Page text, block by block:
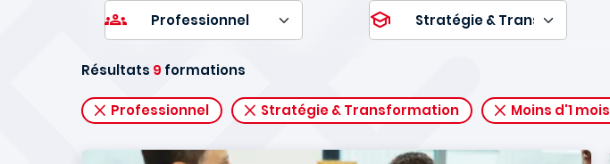
Résultats 9 formations
Professionnel Stratégie & Transformation Moins d'1 mois